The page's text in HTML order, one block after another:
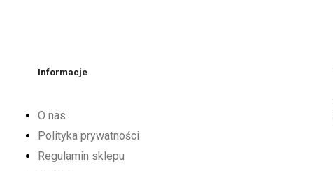
Informacje
O nas
Polityka prywatności
Regulamin sklepu